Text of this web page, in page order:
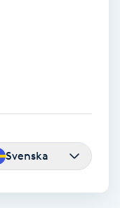
Svenska